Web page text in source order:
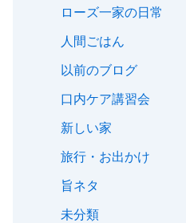
ローズ一家の日常
人間ごはん
以前のブログ
口内ケア講習会
新しい家
旅行・お出かけ
旨ネタ
未分類